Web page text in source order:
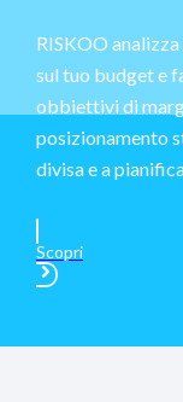
RISKOO
sul tuo budget e
obbiettivi di
posizionamento
divisa e a
Scopri